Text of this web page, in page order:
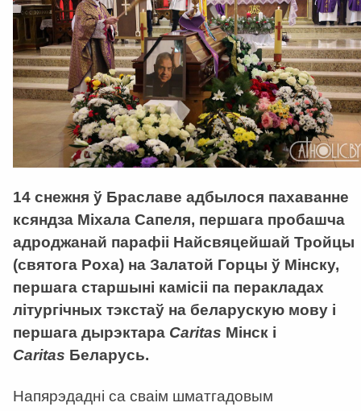
14 снежня ў Браславе адбылося пахаванне
ксяндза Міхала Сапеля, першага пробашча
адроджанай парафіі Найсвяцейшай Тройцы
(святога Роха) на Залатой Горцы ў Мінску,
першага старшыні камісіі па перакладах
літургічных тэкстаў на беларускую мову і
першага дырэктара Сaritas Мінск і
Сaritas Беларусь.
Напярэдадні са сваім шматгадовым